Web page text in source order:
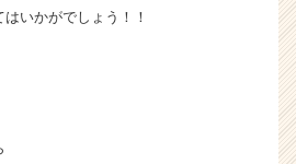
いかがでしょう！！